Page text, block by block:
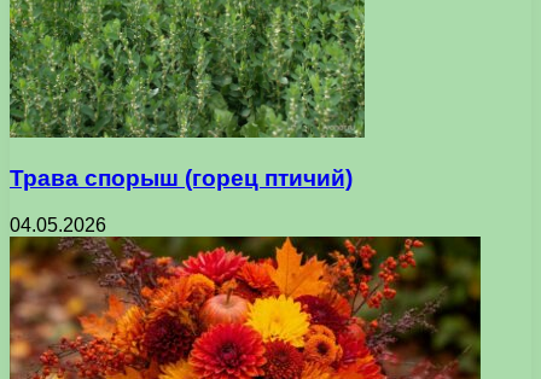
Трава спорыш (горец птичий)
04.05.2026